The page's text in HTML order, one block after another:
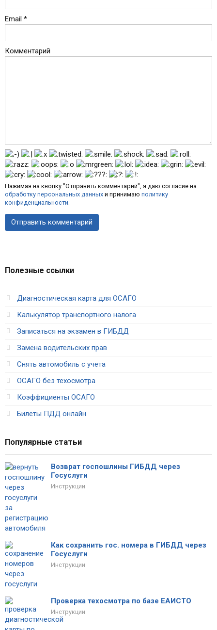
Email *
Комментарий
Нажимая на кнопку "Отправить комментарий", я даю согласие на
обработку персональных данных и принимаю политику
конфиденциальности.
Полезные ссылки
Диагностическая карта для ОСАГО
Калькулятор транспортного налога
Записаться на экзамен в ГИБДД
Замена водительских прав
Снять автомобиль с учета
ОСАГО без техосмотра
Коэффициенты ОСАГО
Билеты ПДД онлайн
Популярные статьи
Возврат госпошлины ГИБДД через
Госуслуги
Инструкции
Как сохранить гос. номера в ГИБДД через
Госуслуги
Инструкции
Проверка техосмотра по базе ЕАИСТО
Инструкции